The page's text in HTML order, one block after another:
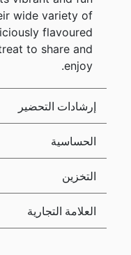
wide variety of
flavoured
to share and
enjoy.
إرشادات التحضير
الحساسية
التخزين
العلامة التجارية